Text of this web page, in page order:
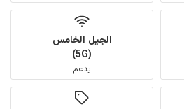
الجيل الخامس
(5G)
يدعم